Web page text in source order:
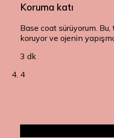
Koruma katı
Base coat sürüyorum.
koruyor ve ojenin
3 dk
4